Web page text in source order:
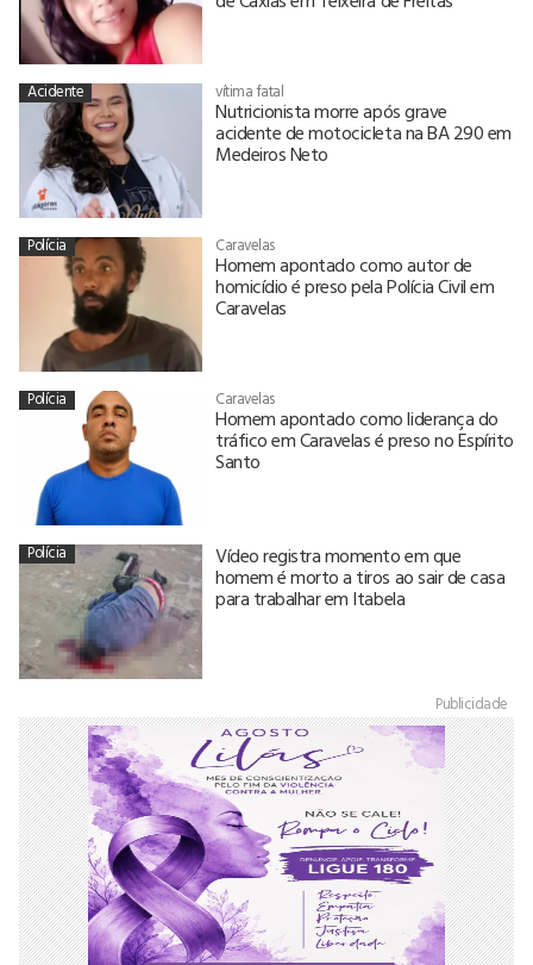
Acidente vítima fatal
Nutricionista morre após grave
acidente de motocicleta na BA 290 em
Medeiros Neto
Polícia Caravelas
Homem apontado como autor de
homicídio é preso pela Polícia Civil em
Caravelas
Polícia Caravelas
Homem apontado como liderança do
tráfico em Caravelas é preso no Espírito
Santo
Polícia Vídeo registra momento em que
homem é morto a tiros ao sair de casa
para trabalhar em Itabela
Publicidade